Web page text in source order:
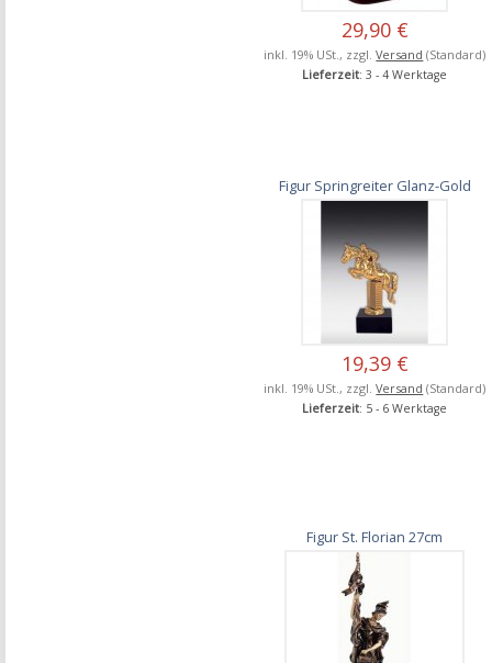
29,90 €
inkl. 19% USt., zzgl.Versand (Standard)
Lieferzeit: 3 - 4 Werktage
Figur Springreiter Glanz-Gold
19,39 €
inkl. 19% USt., zzgl.Versand (Standard)
Lieferzeit: 5 - 6 Werktage
Figur St. Florian 27cm